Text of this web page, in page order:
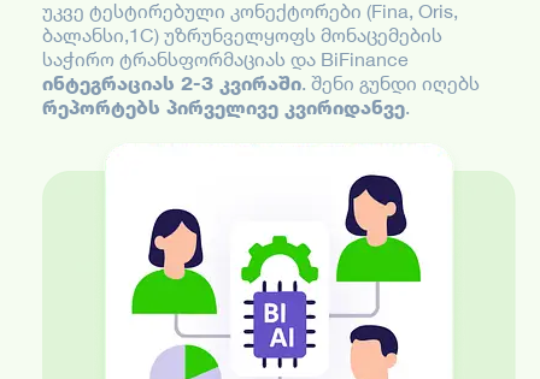
უკვე ტესტირებული კონექტორები (Fina, Oris,
ბალანსი,1C) უზრუნველყოფს მონაცემების
საჭირო ტრანსფორმაციას და BiFinance
ინტეგრაციას 2-3 კვირაში. შენი გუნდი იღებს
რეპორტებს პირველივე კვირიდანვე.